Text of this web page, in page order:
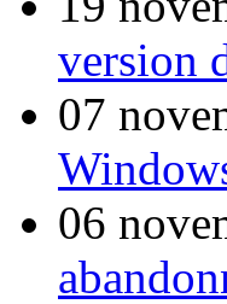
version
07
06